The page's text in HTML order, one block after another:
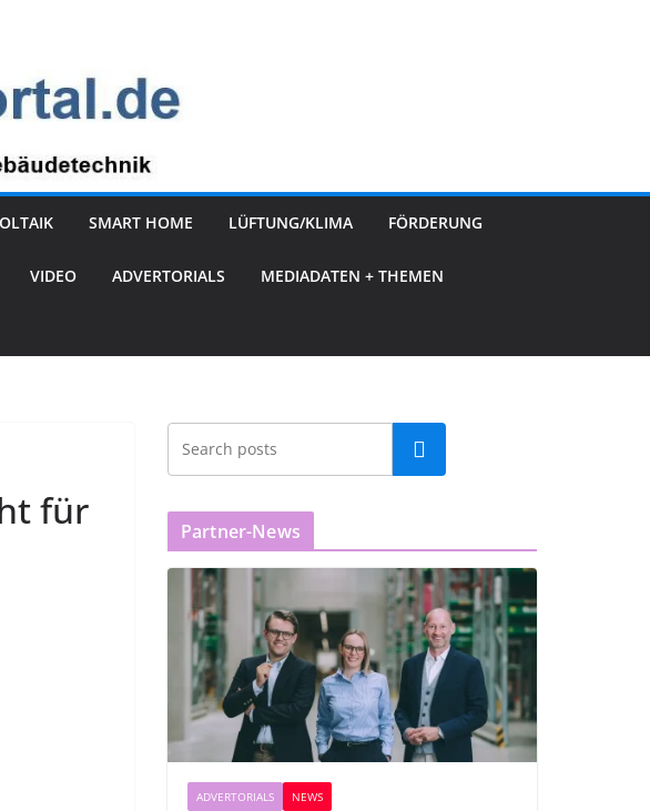
SMART HOME LÜFTUNG/KLIMA FÖRDERUNG
VIDEO ADVERTORIALS MEDIADATEN + THEMEN
für
Partner-News
ADVERTORIALS NEWS